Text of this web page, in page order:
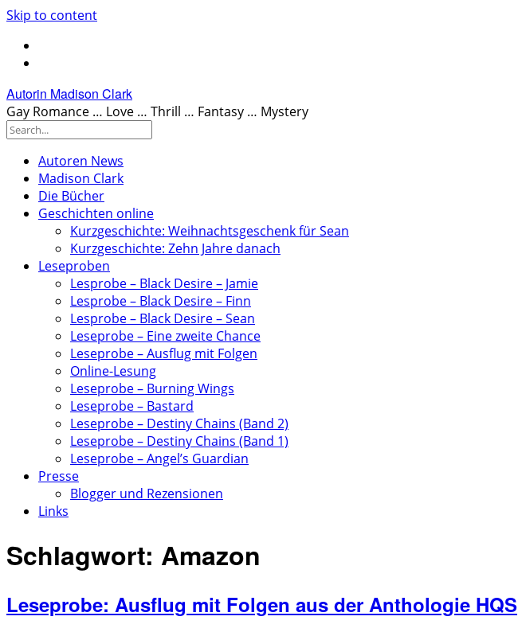
Skip to content
Autorin Madison Clark
Gay Romance … Love … Thrill … Fantasy … Mystery
Autoren News
Madison Clark
Die Bücher
Geschichten online
Kurzgeschichte: Weihnachtsgeschenk für Sean
Kurzgeschichte: Zehn Jahre danach
Leseproben
Lesprobe – Black Desire – Jamie
Lesprobe – Black Desire – Finn
Lesprobe – Black Desire – Sean
Leseprobe – Eine zweite Chance
Leseprobe – Ausflug mit Folgen
Online-Lesung
Leseprobe – Burning Wings
Leseprobe – Bastard
Leseprobe – Destiny Chains (Band 2)
Leseprobe – Destiny Chains (Band 1)
Leseprobe – Angel’s Guardian
Presse
Blogger und Rezensionen
Links
Schlagwort: Amazon
Leseprobe: Ausflug mit Folgen aus der Anthologie HQS